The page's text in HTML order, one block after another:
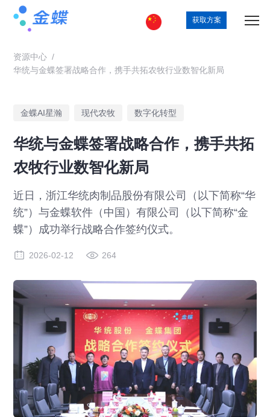
获取方案
资源中心 /
华统与金蝶签署战略合作，携手共拓农牧行业数智化新局
金蝶AI星瀚 现代农牧 数字化转型
华统与金蝶签署战略合作，携手共拓
农牧行业数智化新局
近日，浙江华统肉制品股份有限公司（以下简称“华
统”）与金蝶软件（中国）有限公司（以下简称“金
蝶”）成功举行战略合作签约仪式。
2026-02-12 264